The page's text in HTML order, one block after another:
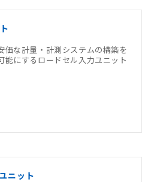
価な計量・計測システムの構築を
能にするロードセル入力ユニット
ニット